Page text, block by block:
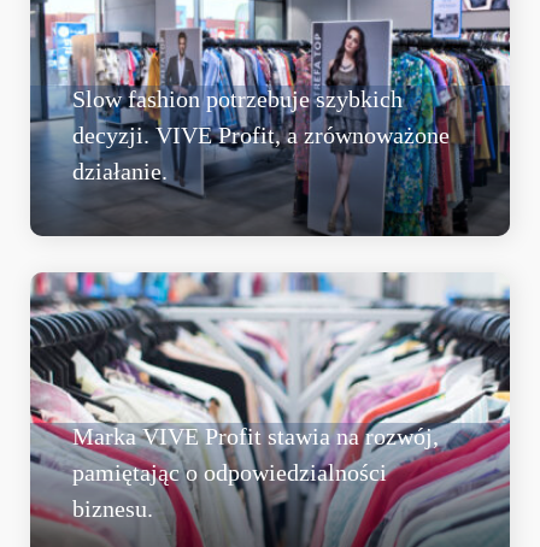
Slow fashion potrzebuje szybkich
decyzji. VIVE Profit, a zrównoważone
działanie.
Marka VIVE Profit stawia na rozwój,
pamiętając o odpowiedzialności
biznesu.